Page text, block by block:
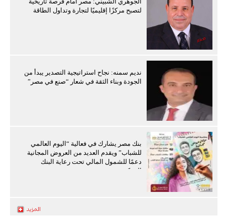
لتصبح مركزًا إقليميًا لتجارة وتداول الطاقة
نديم سمنه: نجاح استراتيجية التصدير يبدأ من
الجودة وبناء الثقة في شعار “صنع في مصر”
بنك مصر يشارك في فعالية “اليوم العالمي
للشباب” ويقدم العديد من العروض المجانية
دعمًا للشمول المالي تحت رعاية البنك
المركزي